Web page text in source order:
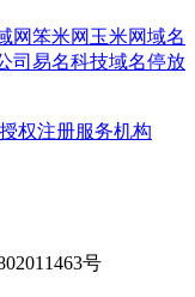
网笨米网 玉米网域名
司 易名科技域名停放
号